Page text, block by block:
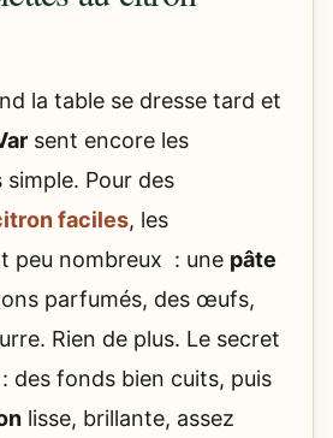
la table se dresse tard et
sent encore les
simple. Pour des
faciles, les
peu nombreux : une pâte
parfumés, des œufs,
Rien de plus. Le secret
des fonds bien cuits, puis
lisse, brillante, assez